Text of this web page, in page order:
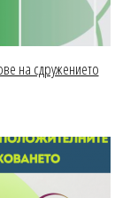
на сдружението